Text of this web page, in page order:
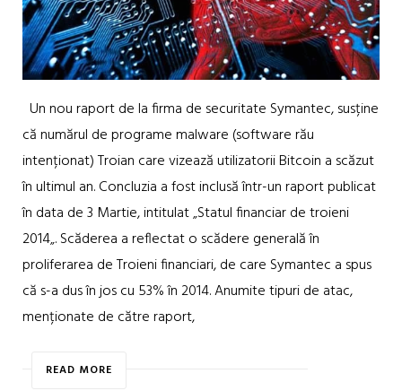
Un nou raport de la firma de securitate Symantec, susține
că numărul de programe malware (software rău
intenționat) Troian care vizează utilizatorii Bitcoin a scăzut
în ultimul an. Concluzia a fost inclusă într-un raport publicat
în data de 3 Martie, intitulat „Statul financiar de troieni
2014„. Scăderea a reflectat o scădere generală în
proliferarea de Troieni financiari, de care Symantec a spus
că s-a dus în jos cu 53% în 2014. Anumite tipuri de atac,
menționate de către raport,
READ MORE